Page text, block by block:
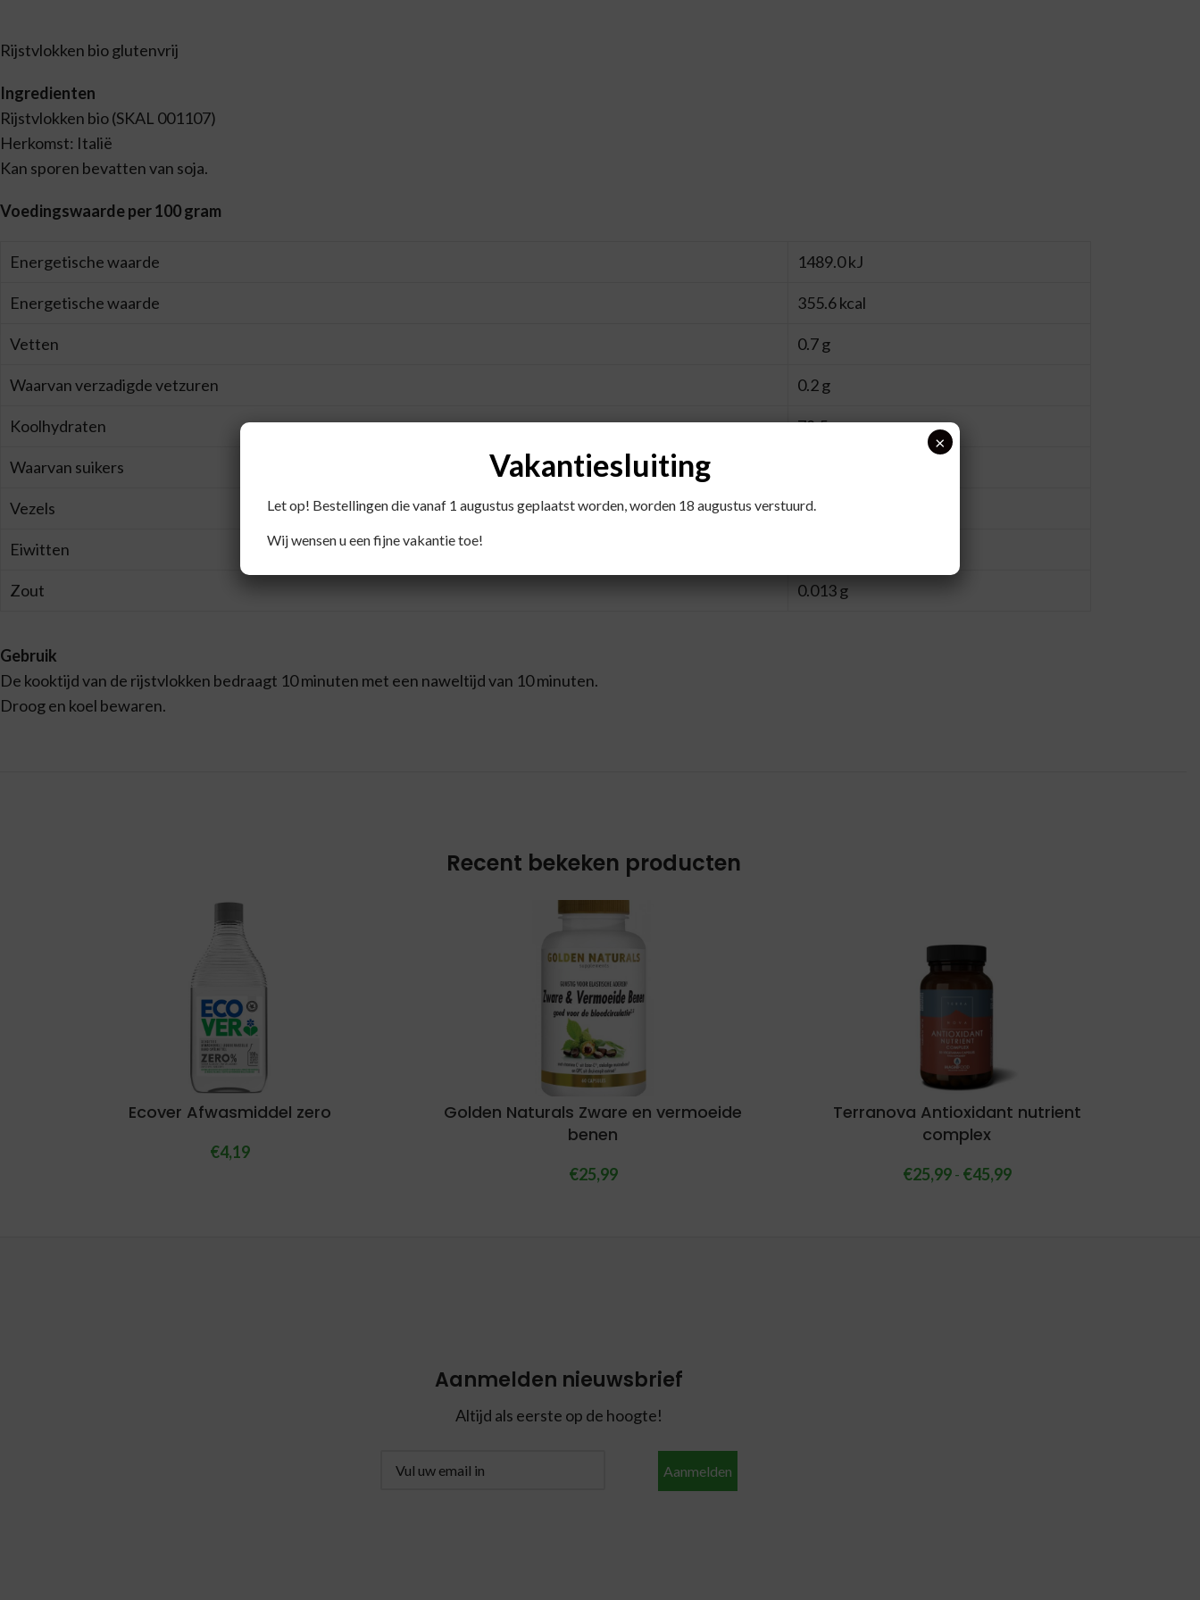
Rijstvlokken bio glutenvrij
Ingredienten
Rijstvlokken bio (SKAL 001107)
Herkomst: Italië
Kan sporen bevatten van soja.
Voedingswaarde per 100 gram
Energetische waarde 1489.0 kJ
Energetische waarde 355.6 kcal
Vetten 0.7 g
Waarvan verzadigde vetzuren 0.2 g
Koolhydraten 78.5 g
Waarvan suikers
Vezels 1.3 g
Eiwitten
Zout 0.013 g
Gebruik
De kooktijd van de rijstvlokken bedraagt 10 minuten met een naweltijd van 10 minuten.
Droog en koel bewaren.
Recent bekeken producten
Ecover Afwasmiddel zero
€4,19
Golden Naturals Zware en vermoeide
benen
€25,99
Terranova Antioxidant nutrient
complex
€25,99- €45,99
Aanmelden nieuwsbrief
Altijd als eerste op de hoogte!
Aanmelden
Vakantiesluiting
Let op! Bestellingen die vanaf 1 augustus geplaatst worden, worden 18 augustus verstuurd.
Wij wensen u een fijne vakantie toe!
×